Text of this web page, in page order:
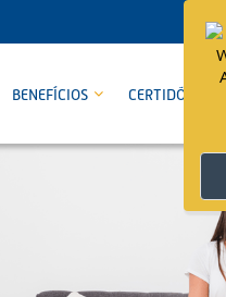
BENEFÍCIOS CERTIDÕES